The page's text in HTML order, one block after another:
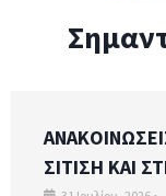
ΣΙΤΙΣΗ ΚΑΙ